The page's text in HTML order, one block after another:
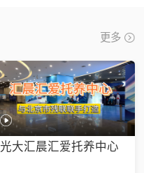
更多
光大汇晨汇爱托养中心